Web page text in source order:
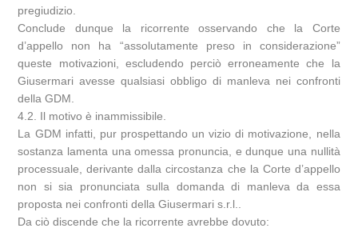
pregiudizio.
Conclude dunque la ricorrente osservando che la Corte
d’appello non ha “assolutamente preso in considerazione”
queste motivazioni, escludendo perciò erroneamente che la
Giusermari avesse qualsiasi obbligo di manleva nei confronti
della GDM.
4.2. Il motivo è inammissibile.
La GDM infatti, pur prospettando un vizio di motivazione, nella
sostanza lamenta una omessa pronuncia, e dunque una nullità
processuale, derivante dalla circostanza che la Corte d’appello
non si sia pronunciata sulla domanda di manleva da essa
proposta nei confronti della Giusermari s.r.l..
Da ciò discende che la ricorrente avrebbe dovuto: